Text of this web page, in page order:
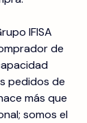
IFISA
de
pedidos de
más que
somos el